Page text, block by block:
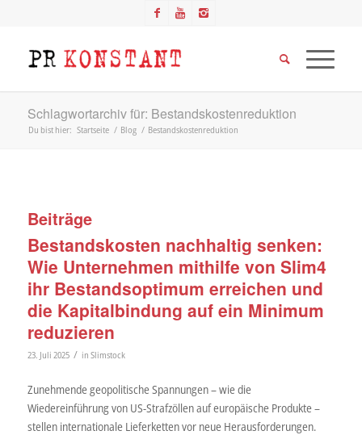
Schlagwortarchiv für: Bestandskostenreduktion
Du bist hier: Startseite / Blog / Bestandskostenreduktion
Beiträge
Bestandskosten nachhaltig senken:
Wie Unternehmen mithilfe von Slim4
ihr Bestandsoptimum erreichen und
die Kapitalbindung auf ein Minimum
reduzieren
23. Juli 2025 / in Slimstock
Zunehmende geopolitische Spannungen – wie die
Wiedereinführung von US-Strafzöllen auf europäische Produkte –
stellen internationale Lieferketten vor neue Herausforderungen.